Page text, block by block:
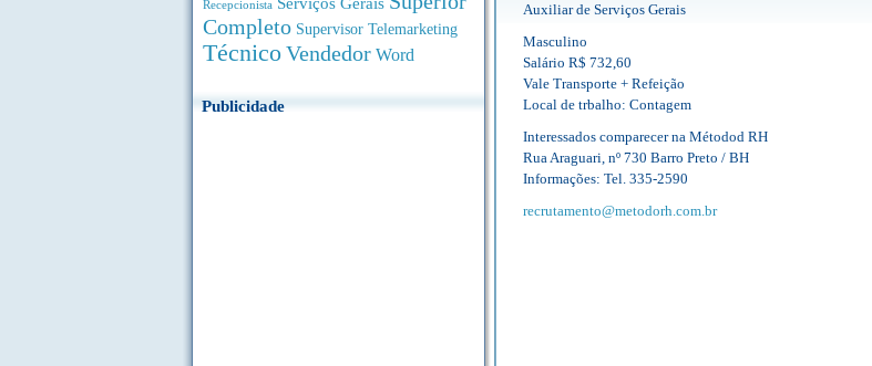
Recepcionista
Completo Supervisor Telemarketing
TécnicoVendedor Word
Publicidade
Auxiliar de Serviços Gerais
Masculino
Salário R$ 732,60
Vale Transporte + Refeição
Local de trbalho: Contagem
Interessados comparecer na Métodod RH
Rua Araguari, nº 730 Barro Preto / BH
Informações: Tel. 335-2590
recrutamento@metodorh.com.br